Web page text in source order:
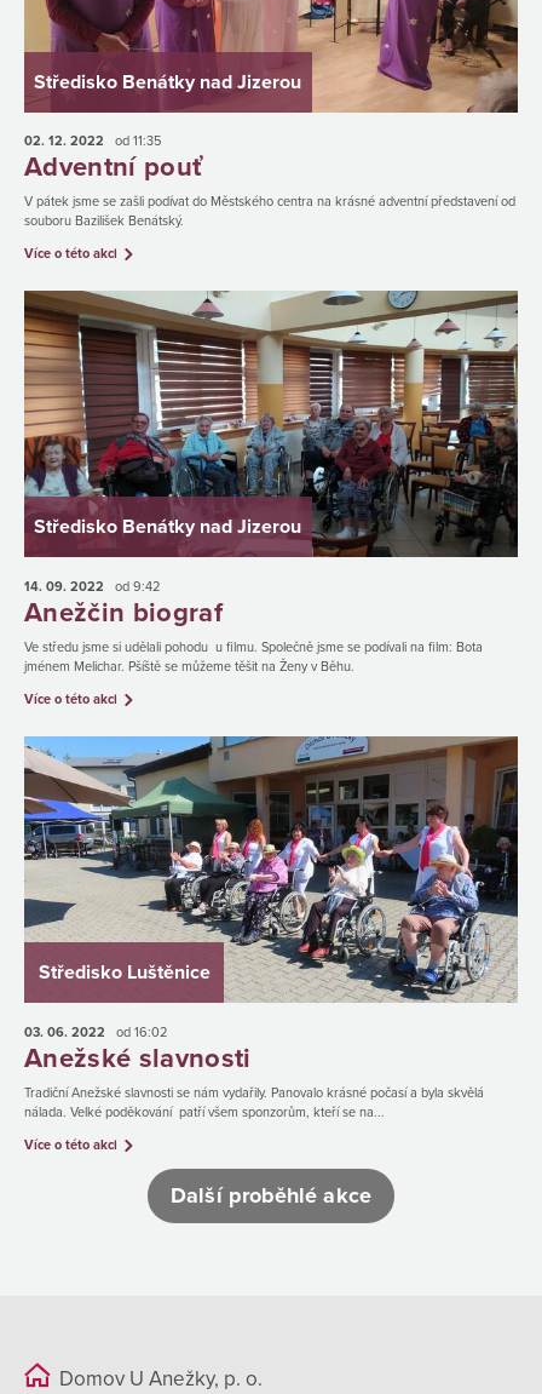
Středisko Benátky nad Jizerou
02. 12. 2022 od 11:35
Adventní pouť
V pátek jsme se zašli podívat do Městského centra na krásné adventní představení od
souboru Bazilišek Benátský.
Více o této akci
Středisko Benátky nad Jizerou
14. 09. 2022 od 9:42
Anežčin biograf
Ve středu jsme si udělali pohodu u filmu. Společně jsme se podívali na film: Bota
jménem Melichar. Pšíště se můžeme těšit na Ženy v Běhu.
Více o této akci
Středisko Luštěnice
03. 06. 2022 od 16:02
Anežské slavnosti
Tradiční Anežské slavnosti se nám vydařily. Panovalo krásné počasí a byla skvělá
nálada. Velké poděkování patří všem sponzorům, kteří se na...
Více o této akci
Další proběhlé akce
Domov U Anežky, p. o.